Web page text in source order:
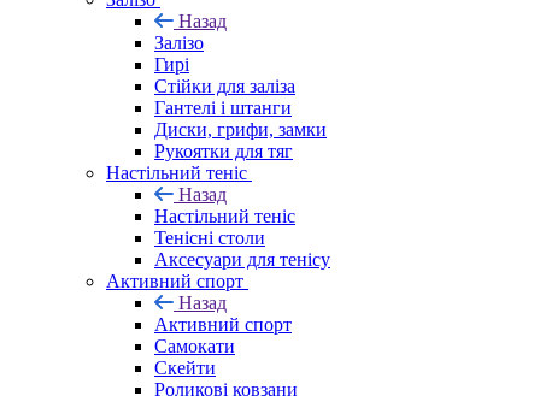
Назад
Залізо
Гирі
Стійки для заліза
Гантелі і штанги
Диски, грифи, замки
Рукоятки для тяг
Настільний теніс
Назад
Настільний теніс
Тенісні столи
Аксесуари для тенісу
Активний спорт
Назад
Активний спорт
Самокати
Скейти
Роликові ковзани